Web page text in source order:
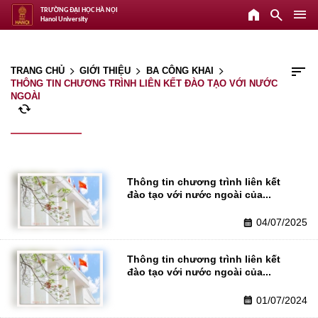
TRƯỜNG ĐẠI HỌC HÀ NỘI
Hanoi University
home search menu
TRANG CHỦ arrow_forward_ios GIỚI THIỆU arrow_forward_ios BA CÔNG KHAI arrow_forward_ios
THÔNG TIN CHƯƠNG TRÌNH LIÊN KẾT ĐÀO TẠO VỚI NƯỚC
NGOÀI
cached
sort
Thông tin chương trình liên kết
đào tạo với nước ngoài của...
calendar_month 04/07/2025
Thông tin chương trình liên kết
đào tạo với nước ngoài của...
calendar_month 01/07/2024